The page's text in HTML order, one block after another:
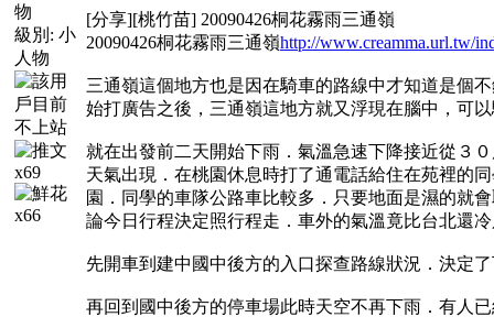
級別: 小
人物
x69
x66
[分享][桃竹苗] 20090426桐花霧雨三通嶺
20090426桐花霧雨三通嶺http://www.creamma.url.tw/
三通嶺這個地方也是因在騎車的路線中才知道是個
始打廣告之後，三通嶺這地方就又浮現在腦中，可
就在出發前二天開始下雨．氣溫急速下降接近從３
天氣出現．在桃園休息時打了通電話給住在苑裡的
園．同學的車隊公路車比較多．只要地面是濕的就
論今日行程決定照行程走．車外的氣溫竟比台北還
先開車到建中國中後方的入口探查路線狀況．決定
再回到國中後方的停車場此時天空不再下雨．有人